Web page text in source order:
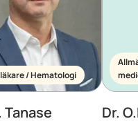
/ Hematologi
Tanase Dr.